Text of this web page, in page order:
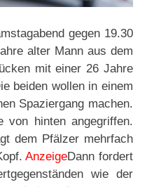
gegen 19.30
alter Mann aus dem
mit einer 26 Jahre
beiden wollen in einem
Spaziergang machen.
von hinten angegriffen.
dem Pfälzer mehrfach
AnzeigeDann fordert
wie der